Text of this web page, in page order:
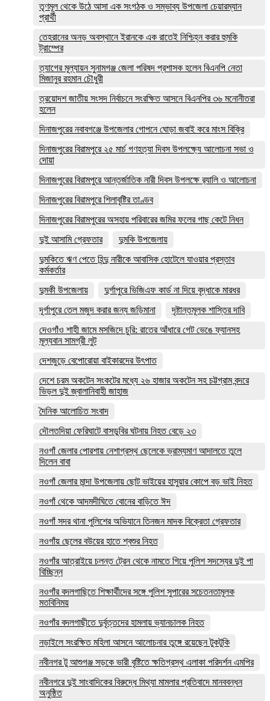
তৃণমূল থেকে উঠে আসা এক সংগঠক ও সম্ভাব্য উপজেলা চেয়ারম্যান
প্রার্থী
তেহরানের অনড় অবস্থানে ইরানকে এক রাতেই নিশ্চিহ্ন করার হুমকি
ট্রাম্পের
ত্যাগের মূল্যায়ন সুনামগঞ্জ জেলা পরিষদ প্রশাসক হলেন বিএনপি নেতা
মিজানুর রহমান চৌধুরী
ত্রয়োদশ জাতীয় সংসদ নির্বাচনে সংরক্ষিত আসনে বিএনপির ৩৬ মনোনীতরা
হলেন
দিনাজপুরের নবাবগঞ্জে উপজেলার গোপনে ঘোড়া জবাই করে মাংস বিক্রি
দিনাজপুরের ‎বিরামপুরে ২৫ মার্চ গণহত্যা দিবস উপলক্ষ্যে আলোচনা সভা ও
দোয়া
দিনাজপুরের বিরামপুরে আন্তর্জাতিক নারী দিবস উপলক্ষে র‍্যালি ও আলোচনা
দিনাজপুরের বিরামপুরে শিলাবৃষ্টির তাণ্ডব
দিনাজপুরের বিরামপুরের অসহায় পরিবারের জমির ফলের গাছ কেটে নিধন
দুই আসামি গ্রেফতার
দুমকি উপজেলায়
দুমকিতে ঋণ পেতে হিন্দু নারীকে আবাসিক হোটেলে যাওয়ার প্রস্তাব
কর্মকর্তার
দুমকী উপজেলায়
দুর্গাপুরে ভিজিএফ কার্ড না দিয়ে বৃদ্ধাকে মারধর
দূর্গাপুরে তেল মজুদ করার জন্য জড়িমানা
দৃষ্টান্তমূলক শাস্তির দাবি
দেওগাঁও শাহী জামে মসজিদে চুরি: রাতের আঁধারে গেট ভেঙে ফ্যানসহ
মূল্যবান সামগ্রী লুট
দেশজুড়ে বেপোরোয়া বাইকারদের উৎপাত
দেশে চরম অকটেন সংকটের মধ্যে ২৬ হাজার অকটেন সহ চট্টগ্রাম বন্দরে
ভিড়ল দুই জ্বালানিবাহী জাহাজ
দৈনিক আলোচিত সংবাদ
দৌলতদিয়া ফেরিঘাটে বাসডুবির ঘটনায় নিহত বেড়ে ২৩
নওগাঁ জেলার পোরশায় নেশাগ্রস্থ ছেলেকে ভ্রাম্যমাণ আদালতে তুলে
দিলেন বাবা
নওগাঁ জেলার মান্দা উপজেলায় ছোট ভাইয়ের হাসুয়ার কোপে বড় ভাই নিহত
নওগাঁ থেকে আদমদীঘিতে বোনের বাড়িতে ঈদ
নওগাঁ সদর থানা পুলিশের অভিযানে তিনজন মাদক বিক্রেতা গ্রেফতার
নওগাঁয় ছেলের বউয়ের হাতে শ্বশুর নিহত
নওগাঁর আত্রাইয়ে চলন্ত ট্রেন থেকে নামতে গিয়ে পুলিশ সদস্যের দুই পা
বিচ্ছিন্ন
নওগাঁর বদলগাছিতে শিক্ষার্থীদের সঙ্গে পুলিশ সুপারের সচেতনতামূলক
মতবিনিময়
নওগাঁর বদলগাছীতে দুর্বৃত্তদের হামলায় ভ্যানচালক নিহত
নড়াইলে সংরক্ষিত মহিলা আসনে আলোচনার তুঙ্গে রয়েছেন টুকটুকি
নবীনগর টু আশুগঞ্জ সড়কে ভারী বৃষ্টিতে ক্ষতিগ্রস্থ এলাকা পরিদর্শন এমপির
নবীনগরে দুই সাংবাদিকের বিরুদ্ধে মিথ্যা মামলার প্রতিবাদে মানববন্ধন
অনুষ্ঠিত